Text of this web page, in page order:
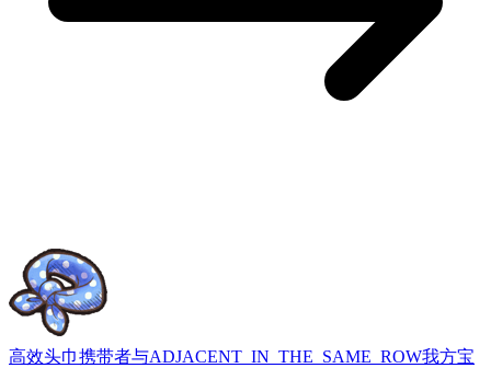
高效头巾携带者与ADJACENT_IN_THE_SAME_ROW我方宝